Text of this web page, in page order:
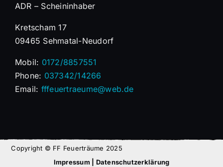
ADR – Scheininhaber
Kretscham 17
09465 Sehmatal-Neudorf
Mobil: 0172/8857551
Phone: 037342/14266
Email: fffeuertraeume@web.de
Copyright © FF Feuerträume 2025
Impressum
Datenschutzerklärung